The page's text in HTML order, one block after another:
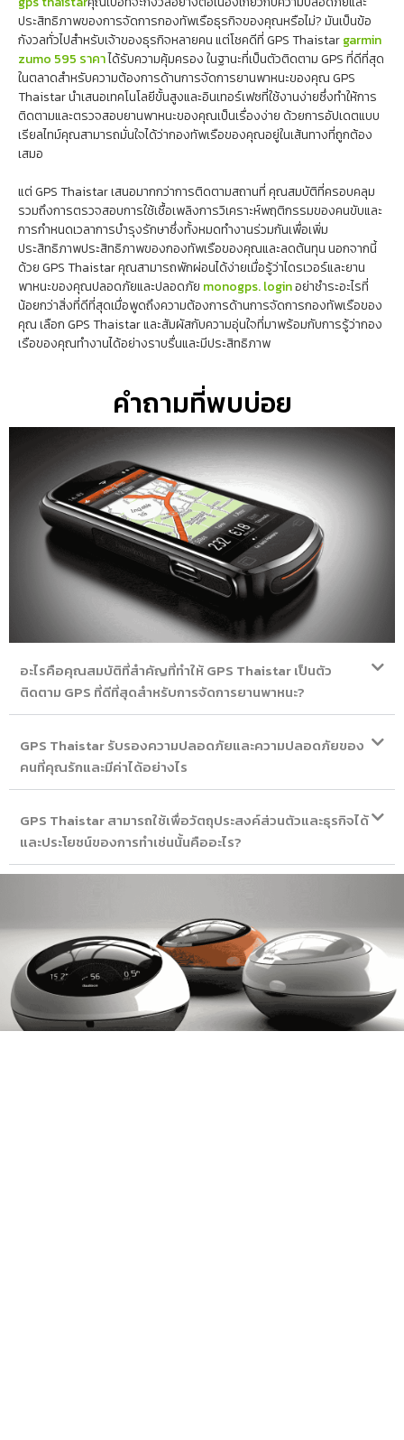
gps thaistarคุณเบื่อที่จะกังวลอย่างต่อเนื่องเกี่ยวกับความปลอดภัยและ
ประสิทธิภาพของการจัดการกองทัพเรือธุรกิจของคุณหรือไม่? มันเป็นข้อ
กังวลทั่วไปสำหรับเจ้าของธุรกิจหลายคน แต่โชคดีที่ GPS Thaistargarmin
zumo 595 ราคาได้รับความคุ้มครอง ในฐานะที่เป็นตัวติดตาม GPS ที่ดีที่สุด
ในตลาดสำหรับความต้องการด้านการจัดการยานพาหนะของคุณ GPS
Thaistar นำเสนอเทคโนโลยีขั้นสูงและอินเทอร์เฟซที่ใช้งานง่ายซึ่งทำให้การ
ติดตามและตรวจสอบยานพาหนะของคุณเป็นเรื่องง่าย ด้วยการอัปเดตแบบ
เรียลไทม์คุณสามารถมั่นใจได้ว่ากองทัพเรือของคุณอยู่ในเส้นทางที่ถูกต้อง
แต่ GPS Thaistar เสนอมากกว่าการติดตามสถานที่ คุณสมบัติที่ครอบคลุม
รวมถึงการตรวจสอบการใช้เชื้อเพลิงการวิเคราะห์พฤติกรรมของคนขับและ
การกำหนดเวลาการบำรุงรักษาซึ่งทั้งหมดทำงานร่วมกันเพื่อเพิ่ม
ประสิทธิภาพประสิทธิภาพของกองทัพเรือของคุณและลดต้นทุน นอกจากนี้
ด้วย GPS Thaistar คุณสามารถพักผ่อนได้ง่ายเมื่อรู้ว่าไดรเวอร์และยาน
พาหนะของคุณปลอดภัยและปลอดภัยmonogps. loginอย่าชำระอะไรที่
น้อยกว่าสิ่งที่ดีที่สุดเมื่อพูดถึงความต้องการด้านการจัดการกองทัพเรือของ
คุณ เลือก GPS Thaistar และสัมผัสกับความอุ่นใจที่มาพร้อมกับการรู้ว่ากอง
คำถามที่พบบ่อย
อะไรคือคุณสมบัติที่สำคัญที่ทำให้ GPS Thaistar เป็นตัว
ติดตาม GPS ที่ดีที่สุดสำหรับการจัดการยานพาหนะ?
GPS Thaistar รับรองความปลอดภัยและความปลอดภัยของ
คนที่คุณรักและมีค่าได้อย่างไร
GPS Thaistar สามารถใช้เพื่อวัตถุประสงค์ส่วนตัวและธุรกิจได้
และประโยชน์ของการทำเช่นนั้นคืออะไร?